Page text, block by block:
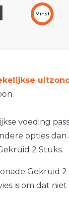
Minst
voeding
opties dan
2 Stuks.
Gekruid 2
is om dat